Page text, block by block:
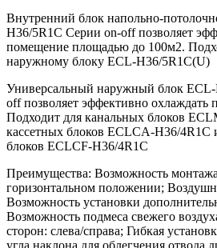
Внутренний блок напольно-
H36/5R1C Серии on-off позволяет
помещение площадью до 100м2.
наружному блоку ECL-H36/5R1C(U)
Универсальный наружный блок
off позволяет эффективно охлаждать
Подходит для канальных блоков
кассетных блоков ECLCA-H36/4R1C
блоков ECLCF-H36/4R1C
Преимущества: Возможность
горизонтальном положении;
Возможность установки
Возможность подмеса свежего
сторон: слева/справа; Гибкая
угла наклона для облегчения